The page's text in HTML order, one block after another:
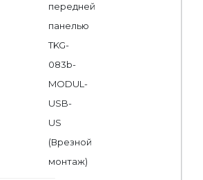
передней
панелью
TKG-
083b-
MODUL-
USB-
US
(Врезной
монтаж)